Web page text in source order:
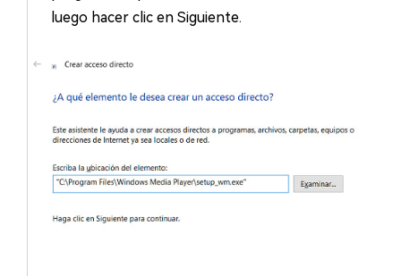
luego hacer clic en Siguiente.